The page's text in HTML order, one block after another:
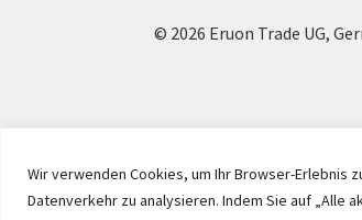
Wir verwenden Cookies, um Ihr Browser-
Datenverkehr zu analysieren. Indem Sie auf „Alle
© 2026 Eruon Trade UG,